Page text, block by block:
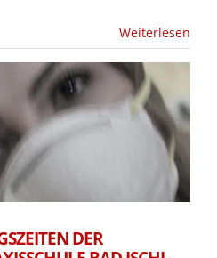
Weiterlesen
DER